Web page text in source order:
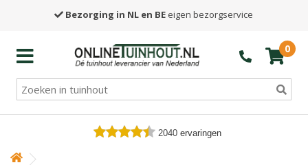
Bezorging in NL en BE eigen bezorgservice
0
2040 ervaringen